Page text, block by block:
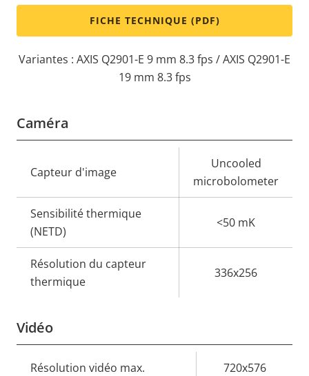
FICHE TECHNIQUE (PDF)
Variantes : AXIS Q2901-E 9 mm 8.3 fps / AXIS Q2901-E
19 mm 8.3 fps
Caméra
de la
propriété
propriété
Capteur d'image
Uncooled
microbolometer
Sensibilité thermique
(NETD)
<50 mK
Résolution du capteur
thermique
336x256
Vidéo
Description
Valeur de
Résolution vidéo max. 720x576